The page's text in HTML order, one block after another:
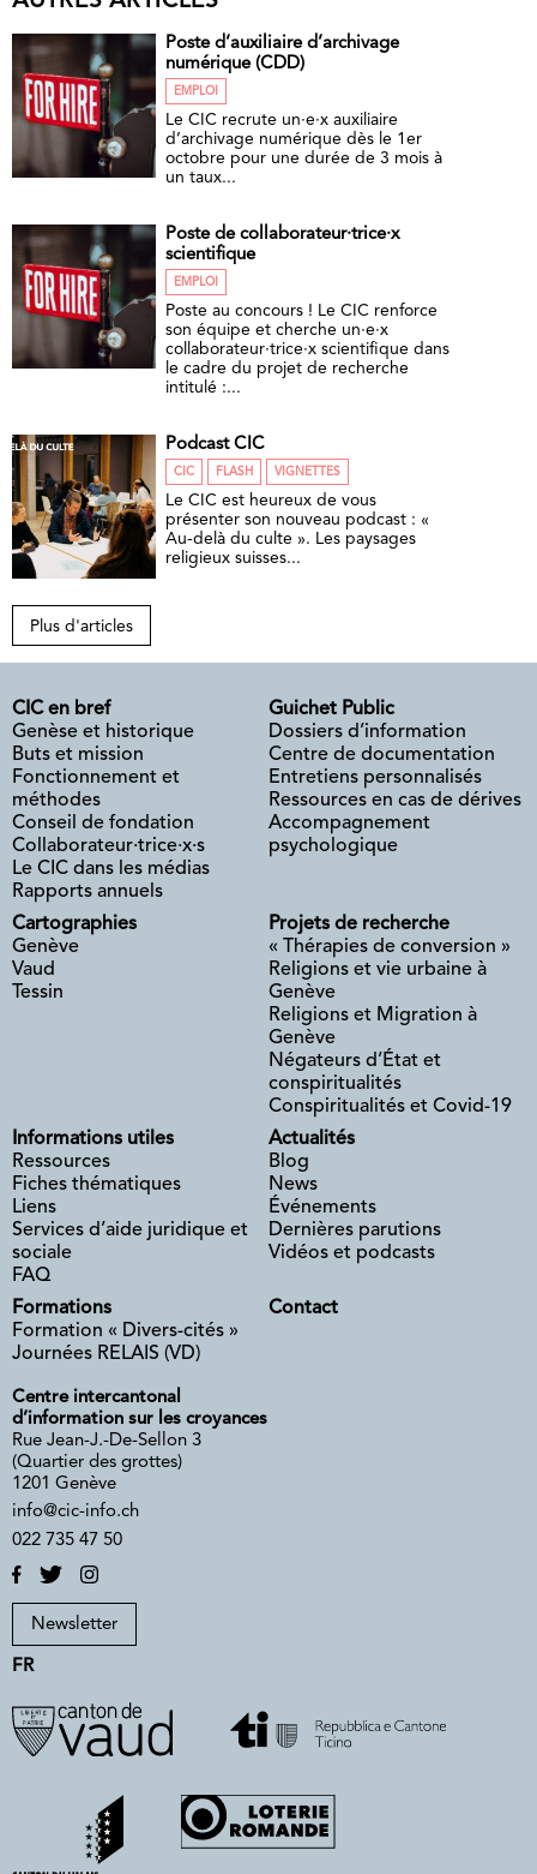
Poste d’auxiliaire d’archivage
numérique (CDD)
EMPLOI
Le CIC recrute un·e·x auxiliaire
d’archivage numérique dès le 1er
octobre pour une durée de 3 mois à
un taux...
Poste de collaborateur·trice·x
scientifique
EMPLOI
Poste au concours ! Le CIC renforce
son équipe et cherche un·e·x
collaborateur·trice·x scientifique dans
le cadre du projet de recherche
intitulé :...
Podcast CIC
CIC FLASH VIGNETTES
Le CIC est heureux de vous
présenter son nouveau podcast : «
Au-delà du culte ». Les paysages
religieux suisses...
Plus d'articles
CIC en bref
Genèse et historique
Buts et mission
Fonctionnement et
méthodes
Conseil de fondation
Collaborateur·trice·x·s
Le CIC dans les médias
Rapports annuels
Guichet Public
Dossiers d’information
Centre de documentation
Entretiens personnalisés
Ressources en cas de dérives
Accompagnement
psychologique
Cartographies
Genève
Vaud
Tessin
Projets de recherche
« Thérapies de conversion »
Religions et vie urbaine à
Genève
Religions et Migration à
Genève
Négateurs d’État et
conspiritualités
Conspiritualités et Covid-19
Informations utiles
Ressources
Fiches thématiques
Liens
Services d’aide juridique et
sociale
FAQ
Actualités
Blog
News
Événements
Dernières parutions
Vidéos et podcasts
Formations
Formation « Divers-cités »
Journées RELAIS (VD)
Contact
Centre intercantonal
d’information sur les croyances
Rue Jean-J.-De-Sellon 3
(Quartier des grottes)
1201 Genève
info@cic-info.ch
022 735 47 50
Newsletter
FR